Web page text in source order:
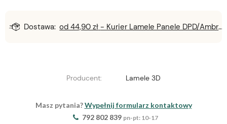
Dostawa: od 44,90 zł - Kurier Lamele Panele DPD/Ambro/NST
Producent: Lamele 3D
Masz pytania?Wypełnij formularz kontaktowy
792 802 839 pn-pt: 10-17